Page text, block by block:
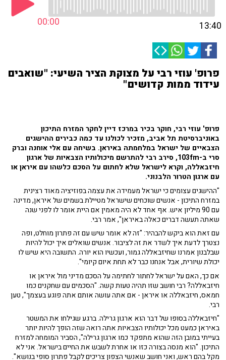
00:00 13:40
פרופ' עוזי רבי על מצוקת הציר השיעי: "שואבים
עידוד ממות קדושים"
פרופ' עוזי רבי, חוקר בכיר במרכז דיין לחקר המזרח התיכון
באוניברסיטת תל אביב, מזכיר לכולנו עד כמה כבירים ההישגים
הצבאיים של ישראל במלחמתה באיראן. בשיחה עם אלי אוחנה וברק
סרי ב-103fm, סירב רבי להתרשם מיכולותיו הצבאיות של ארגון
חיזבאללה, וקרא לישראל שלא לחתום על הסכם כלשהו עם איראן או
עם ארגון הטרור הלבנוני.
"ההישגים עצומים כי ישראל מעמידה את עצמה בפוזיציה מאוד רצינית
במזרח התיכון - אנשים שוכחים שישראל מטיילת בשמים של איראן, מדינה
עם 90 מיליון איש. אף אחד לא היה מאמין אם היית אומר לו לפני שנה
שאתה תעשה דברים כאלה באיראן", אמר רבי.
עם זאת הוא ביקש להבהיר: "זה לא אומר שיש עם זה פתרון מוחלט, ופה
נצטרך לדעת איך לשדר את זה לציבור. אנשים שואלים איך יכול להיות
שבלבנון אמרנו שחיזבאללה גמור, ועכשיו הוא יורה. התשובה היא שיש לו
יכולת שיורית, אבל אנחנו כבר לא תחת איום קיומי".
אם כך, האם על ישראל לחתור לחתימה על הסכם מדיני מול איראן או
חיזבאללה? רבי חושב שזו תהיה טעות קשה. "הסכמים עם שחקנים כמו
חמאס, חיזבאללה או איראן - אם אתה עושה אותם אתה פוגע בעצמך", טען
רבי.
"חיזבאללה בסופו של דבר הוא ארגון גרילה. ברגע שגילחו את המשטר
באיראן כמעט מכל יכולותיו הצבאיות אתה רואה שזה הופך להיות יותר
בעייתי במובן הזה שהוא מתפקד כמו ארגון גרילה", הסביר המומחה למזרח
התיכון. "הוא מנסה בצורה כזו או אחרת לשבש את החיים בישראל. אני לא
מקל בהם ראש, ואני חושב שאנשי הצפון צריכים לקבל פתרון סופי בנושא".